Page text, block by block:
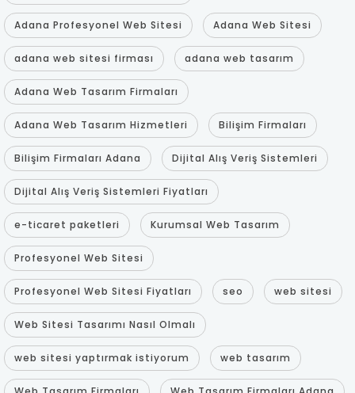
Adana Profesyonel Web Sitesi Adana Web Sitesi
adana web sitesi firması adana web tasarım
Adana Web Tasarım Firmaları
Adana Web Tasarım Hizmetleri Bilişim Firmaları
Bilişim Firmaları Adana Dijital Alış Veriş Sistemleri
Dijital Alış Veriş Sistemleri Fiyatları
e-ticaret paketleri Kurumsal Web Tasarım
Profesyonel Web Sitesi
Profesyonel Web Sitesi Fiyatları seo web sitesi
Web Sitesi Tasarımı Nasıl Olmalı
web sitesi yaptırmak istiyorum web tasarım